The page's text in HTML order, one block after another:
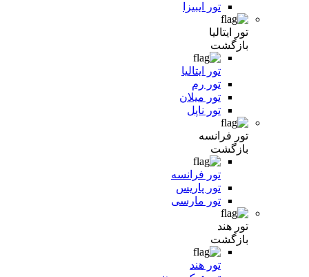
تور ایبیزا
تور ایتالیا
بازگشت
تور ایتالیا
تور رم
تور میلان
تور ناپل
تور فرانسه
بازگشت
تور فرانسه
تور پاریس
تور مارسی
تور هند
بازگشت
تور هند